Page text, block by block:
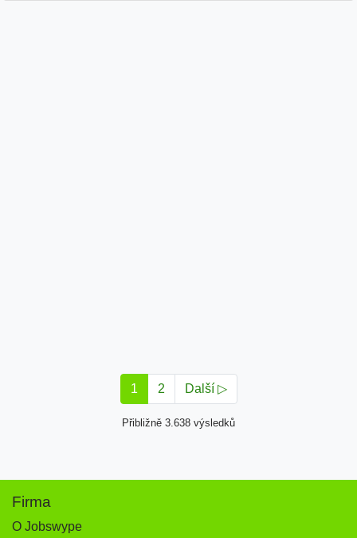
1 2 Další ▷
Přibližně 3.638 výsledků
Firma
O Jobswype